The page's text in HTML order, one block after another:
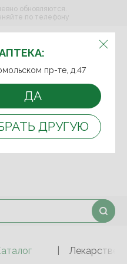
ВЫБЕРИТЕ АПТЕКУ:
пр-те, д.47
ДА
ДРУГУЮ
обновляются.
по телефону